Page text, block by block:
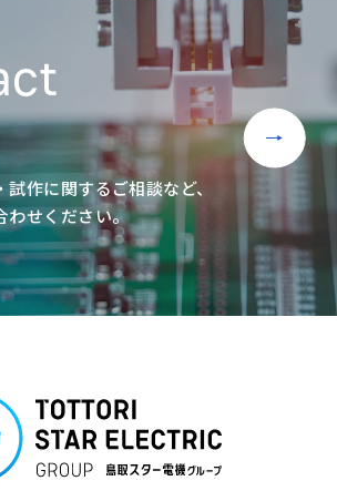
作に関するご相談など、
わせください。